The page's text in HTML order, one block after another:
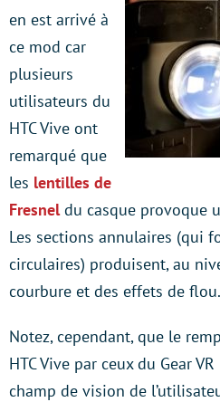
en est arrivé à
ce mod car
plusieurs
utilisateurs du
HTC Vive ont
remarqué que
les lentilles de
Fresneldu casque provoque
Les sections annulaires (qui
circulaires) produisent, au
courbure et des effets de flou.
Notez, cependant, que le
HTC Vive par ceux du Gear
champ de vision de